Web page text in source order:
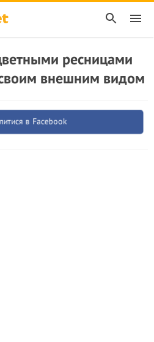
ресницами
внешним видом
в Facebook